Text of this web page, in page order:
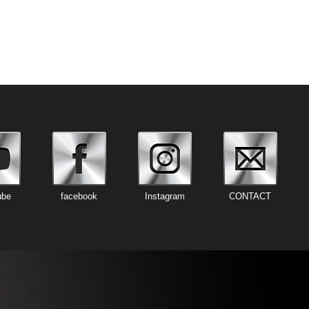
facebook Instagram CONTACT